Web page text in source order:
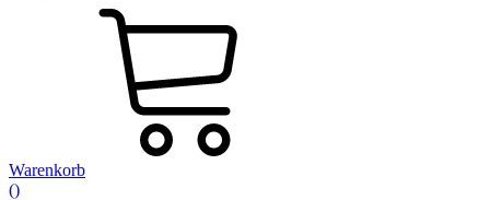
Warenkorb
()